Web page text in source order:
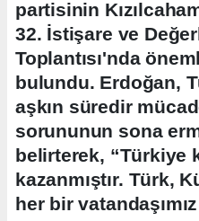
partisinin
32. İstişare ve
Toplantısı'nda
bulundu. Erdoğan,
aşkın süredir
sorununun sona
belirterek, “Türkiye
kazanmıştır. Türk,
her bir